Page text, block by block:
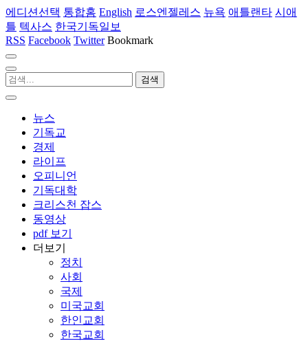
에디션선택 통합홈 English 로스엔젤레스 뉴욕 애틀랜타 시애
틀 텍사스 한국기독일보
RSS Facebook Twitter Bookmark
뉴스
기독교
경제
라이프
오피니언
기독대학
크리스천 잡스
동영상
pdf 보기
더보기
정치
사회
국제
미국교회
한인교회
한국교회